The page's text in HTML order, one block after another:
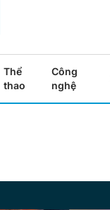
Thể
thao
Công
nghệ